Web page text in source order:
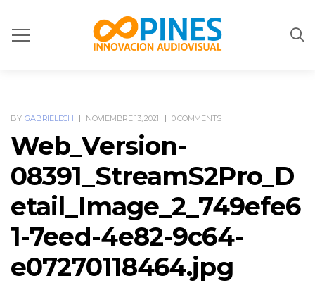
BY GABRIELECH NOVIEMBRE 13, 2021 0 COMMENTS
Web_Version-
08391_StreamS2Pro_D
etail_Image_2_749efe6
1-7eed-4e82-9c64-
e07270118464.jpg